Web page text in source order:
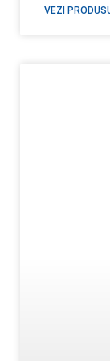
VEZI